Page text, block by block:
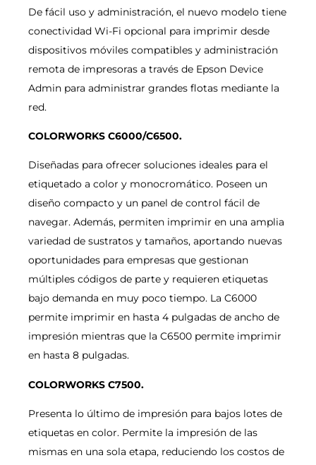
De fácil uso y administración, el nuevo modelo tiene
conectividad Wi-Fi opcional para imprimir desde
dispositivos móviles compatibles y administración
remota de impresoras a través de Epson Device
Admin para administrar grandes flotas mediante la
red.
COLORWORKS C6000/C6500.
Diseñadas para ofrecer soluciones ideales para el
etiquetado a color y monocromático. Poseen un
diseño compacto y un panel de control fácil de
navegar. Además, permiten imprimir en una amplia
variedad de sustratos y tamaños, aportando nuevas
oportunidades para empresas que gestionan
múltiples códigos de parte y requieren etiquetas
bajo demanda en muy poco tiempo. La C6000
permite imprimir en hasta 4 pulgadas de ancho de
impresión mientras que la C6500 permite imprimir
en hasta 8 pulgadas.
COLORWORKS C7500.
Presenta lo último de impresión para bajos lotes de
etiquetas en color. Permite la impresión de las
mismas en una sola etapa, reduciendo los costos de